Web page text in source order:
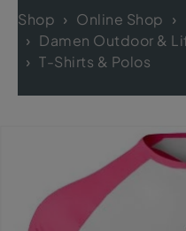
Shop Online Shop
Damen Outdoor &
T-Shirts & Polos